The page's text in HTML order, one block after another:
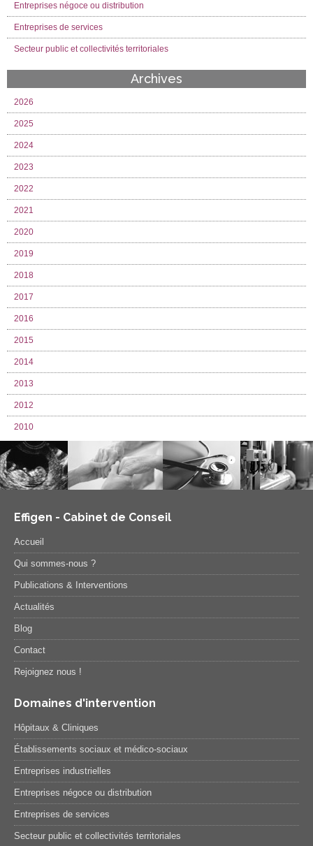
Entreprises négoce ou distribution
Entreprises de services
Secteur public et collectivités territoriales
Archives
2026
2025
2024
2023
2022
2021
2020
2019
2018
2017
2016
2015
2014
2013
2012
2010
Effigen - Cabinet de Conseil
Accueil
Qui sommes-nous ?
Publications & Interventions
Actualités
Blog
Contact
Rejoignez nous !
Domaines d'intervention
Hôpitaux & Cliniques
Établissements sociaux et médico-sociaux
Entreprises industrielles
Entreprises négoce ou distribution
Entreprises de services
Secteur public et collectivités territoriales